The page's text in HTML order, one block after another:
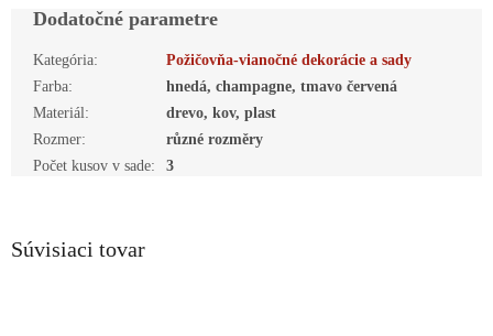
Súvisiaci tovar
Dodatočné parametre
Kategória:
Požičovňa-vianočné dekorácie a sady
Farba:
hnedá, champagne, tmavo červená
Materiál :
drevo, kov, plast
Rozmer:
různé rozměry
Počet kusov v sade: 3